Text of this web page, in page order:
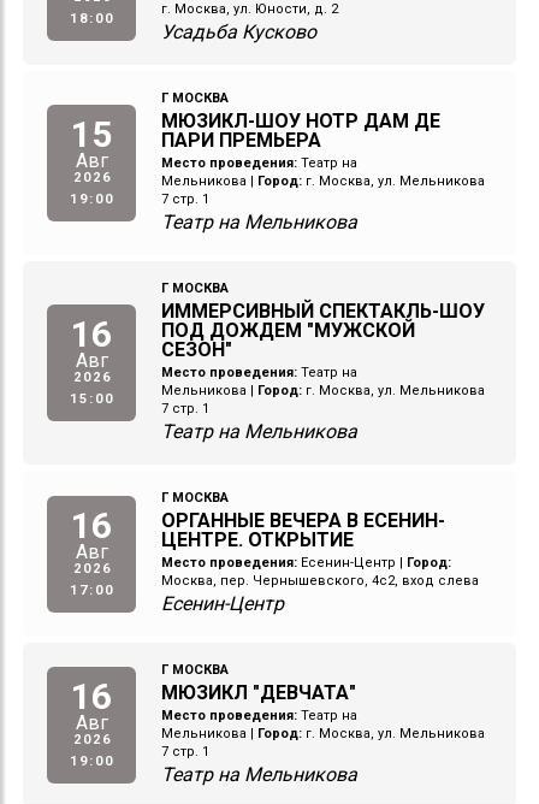
18:00
г. Москва, ул. Юности, д. 2
Усадьба Кусково
15
Авг
2026
19:00
Г МОСКВА
МЮЗИКЛ-ШОУ НОТР ДАМ ДЕ
ПАРИ ПРЕМЬЕРА
Место проведения: Театр на
Мельникова
Город: г. Москва, ул. Мельникова
7 стр. 1
Театр на Мельникова
16
Авг
2026
15:00
Г МОСКВА
ИММЕРСИВНЫЙ СПЕКТАКЛЬ-ШОУ
ПОД ДОЖДЕМ "МУЖСКОЙ
СЕЗОН"
Место проведения: Театр на
Мельникова
Город: г. Москва, ул. Мельникова
7 стр. 1
Театр на Мельникова
16
Авг
2026
17:00
Г МОСКВА
ОРГАННЫЕ ВЕЧЕРА В ЕСЕНИН-
ЦЕНТРЕ. ОТКРЫТИЕ
Место проведения: Есенин-Центр
Город:
Москва, пер. Чернышевского, 4с2, вход слева
Есенин-Центр
16
Авг
2026
19:00
Г МОСКВА
МЮЗИКЛ "ДЕВЧАТА"
Место проведения: Театр на
Мельникова
Город: г. Москва, ул. Мельникова
7 стр. 1
Театр на Мельникова